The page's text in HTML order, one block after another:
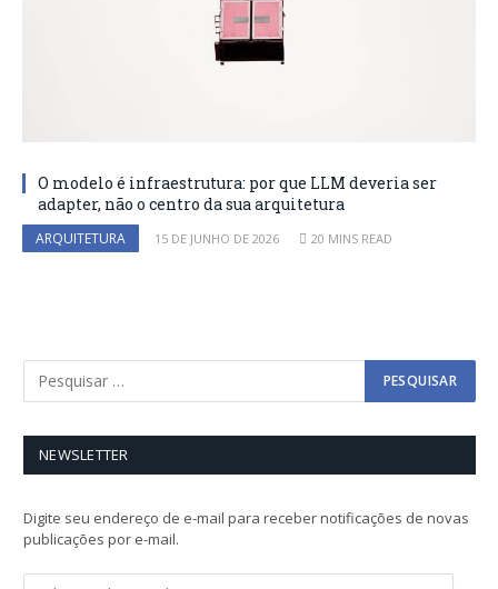
O modelo é infraestrutura: por que LLM deveria ser
adapter, não o centro da sua arquitetura
ARQUITETURA 15 DE JUNHO DE 2026 20 MINS READ
NEWSLETTER
Digite seu endereço de e-mail para receber notificações de novas
publicações por e-mail.